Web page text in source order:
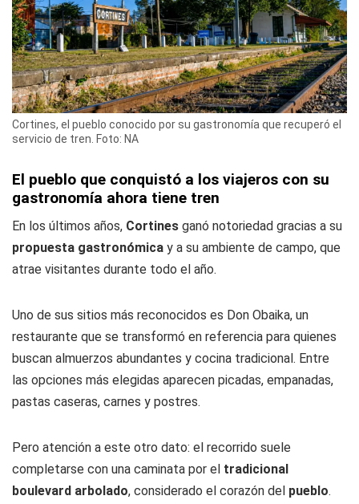
Cortines, el pueblo conocido por su gastronomía que recuperó el
servicio de tren. Foto: NA
El pueblo que conquistó a los viajeros con su
gastronomía ahora tiene tren
En los últimos años, Cortines ganó notoriedad gracias a su
propuesta gastronómica y a su ambiente de campo, que
atrae visitantes durante todo el año.
Uno de sus sitios más reconocidos es Don Obaika, un
restaurante que se transformó en referencia para quienes
buscan almuerzos abundantes y cocina tradicional. Entre
las opciones más elegidas aparecen picadas, empanadas,
pastas caseras, carnes y postres.
Pero atención a este otro dato: el recorrido suele
completarse con una caminata por el tradicional
boulevard arbolado, considerado el corazón del pueblo.